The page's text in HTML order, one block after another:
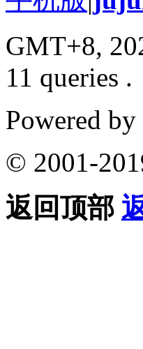
GMT+8,
11 queries .
Powered by
© 2001-
返回顶部